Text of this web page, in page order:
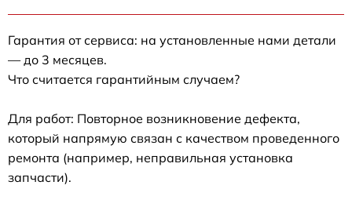
Гарантия от сервиса: на установленные нами детали
— до 3 месяцев.
Что считается гарантийным случаем?
Для работ: Повторное возникновение дефекта,
который напрямую связан с качеством проведенного
ремонта (например, неправильная установка
запчасти).